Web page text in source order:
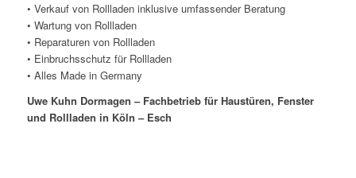
• Verkauf von Rollladen inklusive umfassender Beratung
• Wartung von Rollladen
• Reparaturen von Rollladen
• Einbruchsschutz für Rollladen
• Alles Made in Germany
Uwe Kuhn Dormagen – Fachbetrieb für Haustüren, Fenster
und Rollladen in Köln – Esch